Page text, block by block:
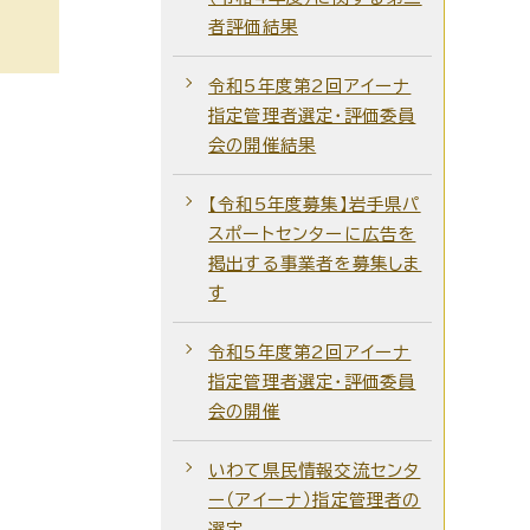
者評価結果
令和5年度第2回アイーナ
指定管理者選定・評価委員
会の開催結果
【令和5年度募集】岩手県パ
スポートセンターに広告を
掲出する事業者を募集しま
す
令和5年度第2回アイーナ
指定管理者選定・評価委員
会の開催
いわて県民情報交流センタ
ー（アイーナ）指定管理者の